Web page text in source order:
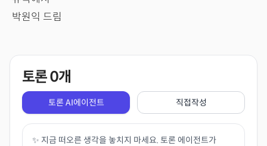
박원익 드림
토론0개
토론 AI에이전트 직접작성
✨ 지금 떠오른 생각을 놓치지 마세요. 토론 에이전트가